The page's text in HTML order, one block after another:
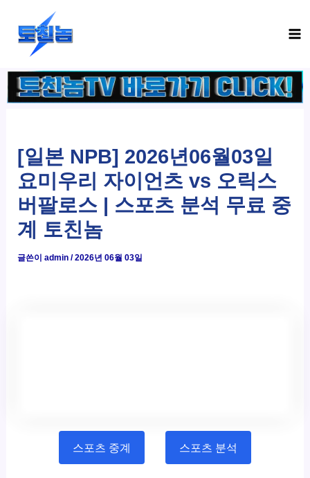
건
너
[일본 NPB] 2026년06월03일
요미우리 자이언츠 vs 오릭스
버팔로스 | 스포츠 분석 무료 중
계 토친놈
글쓴이admin/2026년 06월 03일
스포츠 중계 스포츠 분석